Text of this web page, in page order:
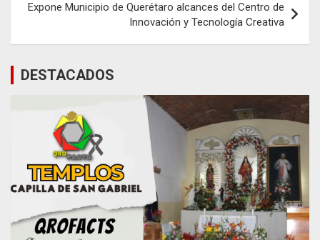
Expone Municipio de Querétaro alcances del Centro de
Innovación y Tecnología Creativa
DESTACADOS